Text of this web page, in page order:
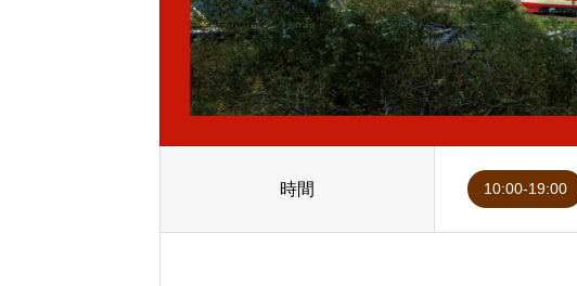
時間 10:00-19:00